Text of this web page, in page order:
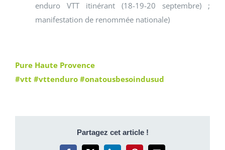
enduro VTT itinérant (18-19-20 septembre) ;
manifestation de renommée nationale)
Pure Haute Provence
#vtt #vttenduro #onatousbesoindusud
Partagez cet article !